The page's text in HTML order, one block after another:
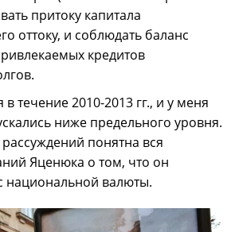
притоку капитала
оттоку, и соблюдать баланс
кредитов
течение 2010-2013 гг., и у меня
ниже предельного уровня.
понятна вся
Яценюка о том, что он
национальной валюты.